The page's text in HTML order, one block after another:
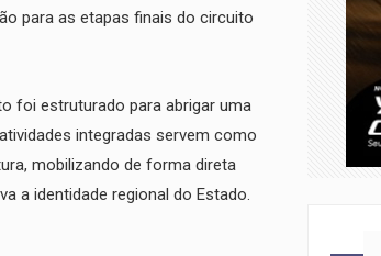
para as etapas finais do circuito
foi estruturado para abrigar uma
integradas servem como
mobilizando de forma direta
a identidade regional do Estado.